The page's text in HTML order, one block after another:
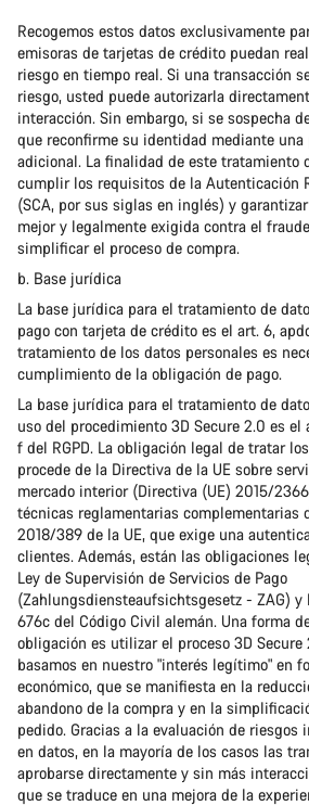
Recogemos estos datos exclusivamente
emisoras de tarjetas de crédito puedan
riesgo en tiempo real. Si una transacción
riesgo, usted puede autorizarla
interacción. Sin embargo, si se sospecha
que reconfirme su identidad mediante
adicional. La finalidad de este tratamiento
cumplir los requisitos de la Autenticación
(SCA, por sus siglas en inglés) y
mejor y legalmente exigida contra el
simplificar el proceso de compra.
b. Base jurídica
La base jurídica para el tratamiento de
pago con tarjeta de crédito es el art. 6,
tratamiento de los datos personales es
cumplimiento de la obligación de pago.
La base jurídica para el tratamiento de
uso del procedimiento 3D Secure 2.0 es el
f del RGPD. La obligación legal de tratar
procede de la Directiva de la UE sobre
mercado interior (Directiva (UE) 2015/
técnicas reglamentarias complementarias
2018/389 de la UE, que exige una
clientes. Además, están las obligaciones
Ley de Supervisión de Servicios de Pago
(Zahlungsdiensteaufsichtsgesetz - ZAG)
676c del Código Civil alemán. Una forma
obligación es utilizar el proceso 3D Secure
basamos en nuestro "interés legítimo" en
económico, que se manifiesta en la
abandono de la compra y en la
pedido. Gracias a la evaluación de riesgos
en datos, en la mayoría de los casos las
aprobarse directamente y sin más
que se traduce en una mejora de la